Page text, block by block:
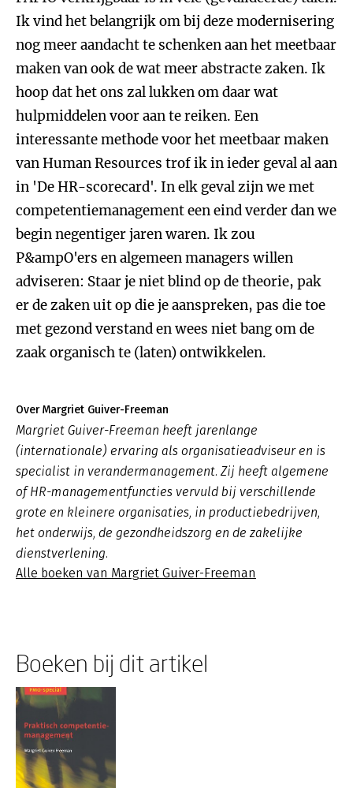
Over Margriet Guiver-Freeman
Margriet Guiver-Freeman heeft jarenlange
(internationale) ervaring als organisatieadviseur en is
specialist in verandermanagement. Zij heeft algemene
of HR-managementfuncties vervuld bij verschillende
grote en kleinere organisaties, in productiebedrijven,
het onderwijs, de gezondheidszorg en de zakelijke
dienstverlening.
Alle boeken van Margriet Guiver-Freeman
Boeken bij dit artikel